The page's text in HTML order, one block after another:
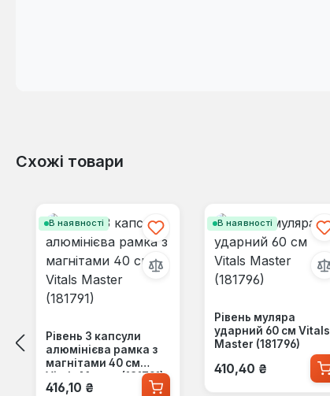
Схожі товари
В наявності
Рівень 3 капсули
алюмінієва рамка з
магнітами 40 см
Vitals Master (181791)
Звичайна ціна:
416,10 ₴
В наявності
Рівень муляра
ударний 60 см Vitals
Master (181796)
Звичайна ціна:
410,40 ₴